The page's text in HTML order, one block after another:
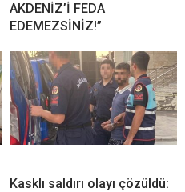
AKDENİZ’İ FEDA
EDEMEZSİNİZ!”
Kasklı saldırı olayı çözüldü: